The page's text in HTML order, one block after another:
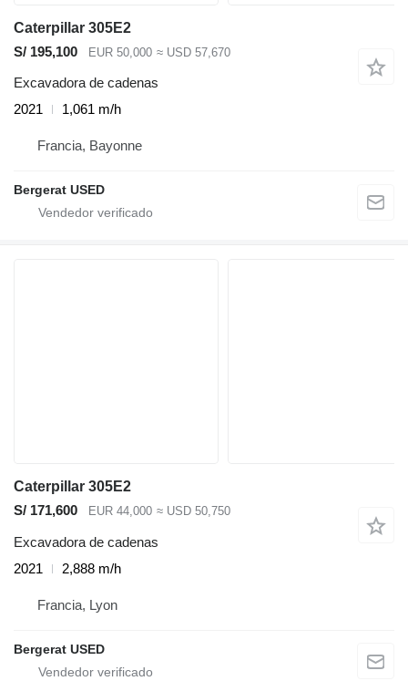
Caterpillar 305E2
S/ 195,100
EUR 50,000 ≈ USD 57,670
Excavadora de cadenas
2021
1,061 m/h
Francia, Bayonne
Bergerat USED
Caterpillar 305E2
S/ 171,600
EUR 44,000 ≈ USD 50,750
Excavadora de cadenas
2021
2,888 m/h
Francia, Lyon
Bergerat USED